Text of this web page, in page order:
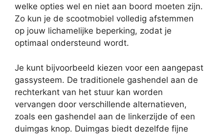
welke opties wel en niet aan boord moeten zijn.
Zo kun je de scootmobiel volledig afstemmen
op jouw lichamelijke beperking, zodat je
optimaal ondersteund wordt.
Je kunt bijvoorbeeld kiezen voor een aangepast
gassysteem. De traditionele gashendel aan de
rechterkant van het stuur kan worden
vervangen door verschillende alternatieven,
zoals een gashendel aan de linkerzijde of een
duimgas knop. Duimgas biedt dezelfde fijne